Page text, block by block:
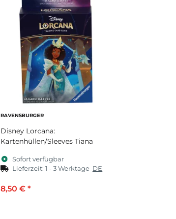
RAVENSBURGER
Disney Lorcana:
Kartenhüllen/Sleeves Tiana
Sofort verfügbar
Lieferzeit:1 - 3 Werktage DE
8,50 € *